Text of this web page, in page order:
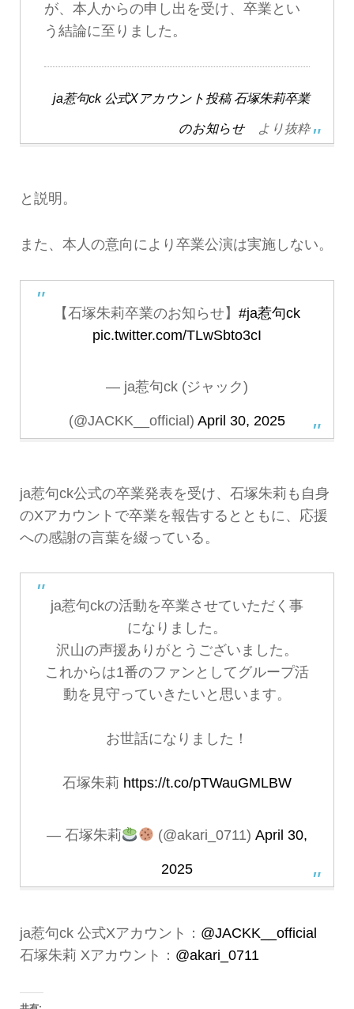
が、本人からの申し出を受け、卒業とい
う結論に至りました。
ja惹句ck 公式Xアカウント投稿 石塚朱莉卒業
のお知らせより抜粋
と説明。
また、本人の意向により卒業公演は実施しない。
【石塚朱莉卒業のお知らせ】 #ja惹句ck
pic.twitter.com/TLwSbto3cI
— ja惹句ck (ジャック)
(@JACKK__official) April 30, 2025
ja惹句ck公式の卒業発表を受け、石塚朱莉も自身
のXアカウントで卒業を報告するとともに、応援
への感謝の言葉を綴っている。
ja惹句ckの活動を卒業させていただく事
になりました。
沢山の声援ありがとうございました。
これからは1番のファンとしてグループ活
動を見守っていきたいと思います。
お世話になりました！
石塚朱莉 https://t.co/pTWauGMLBW
— 石塚朱莉 (@akari_0711) April 30,
2025
ja惹句ck 公式Xアカウント： @JACKK__official
石塚朱莉 Xアカウント： @akari_0711